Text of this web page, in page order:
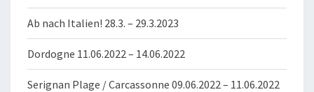
Ab nach Italien! 28.3. – 29.3.2023
Dordogne 11.06.2022 – 14.06.2022
Serignan Plage / Carcassonne 09.06.2022 – 11.06.2022